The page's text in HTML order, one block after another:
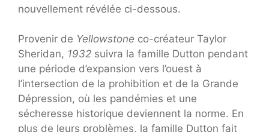
nouvellement révélée ci-dessous.
Provenir de Yellowstone co-créateur Taylor
Sheridan, 1932 suivra la famille Dutton pendant
une période d’expansion vers l’ouest à
l’intersection de la prohibition et de la Grande
Dépression, où les pandémies et une
sécheresse historique deviennent la norme. En
plus de leurs problèmes, la famille Dutton fait